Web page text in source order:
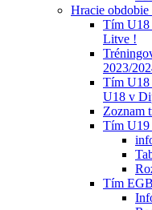
Hracie
Tím U18
Litve !
2023/
Tím U18
U18 v
Zoznam
Tím U19
Tím